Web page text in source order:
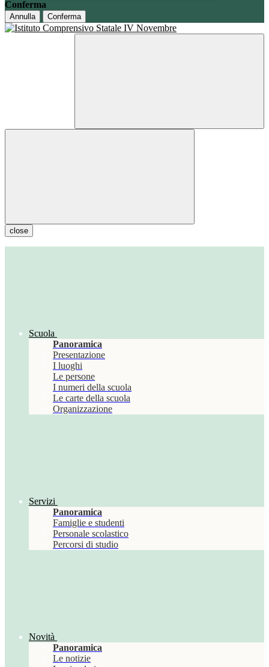
Conferma
Annulla Conferma
close
Scuola
Panoramica
Presentazione
I luoghi
Le persone
I numeri della scuola
Le carte della scuola
Organizzazione
Servizi
Panoramica
Famiglie e studenti
Personale scolastico
Percorsi di studio
Novità
Panoramica
Le notizie